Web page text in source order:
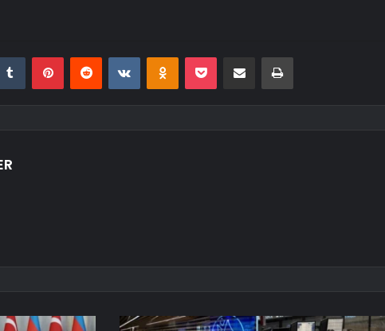
Tumblr PinterestReddit VKontakteOdnoklassniki
Pocket E-Posta ile paylaş Yazdır